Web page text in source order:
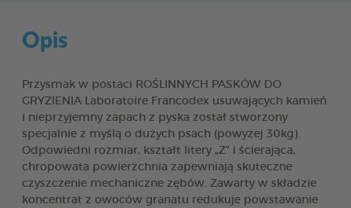
Opis
Przysmak w postaci ROŚLINNYCH PASKÓW DO
GRYZIENIA Laboratoire Francodex usuwających kamień
i nieprzyjemny zapach z pyska został stworzony
specjalnie z myślą o dużych psach (powyżej 30kg).
Odpowiedni rozmiar, kształt litery „Z” i ścierająca,
chropowata powierzchnia zapewniają skuteczne
czyszczenie mechaniczne zębów. Zawarty w składzie
koncentrat z owoców granatu redukuje powstawanie